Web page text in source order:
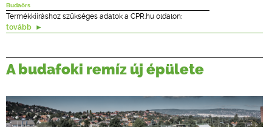
ÉPÍTÉSI JOG
TERVEZÉSI SEGÉDLETEK
Budaörs
Termékkiíráshoz szükséges adatok a CPR.hu oldalon:
tovább
A budafoki remíz új épülete